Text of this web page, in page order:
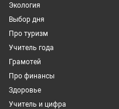
Экология
Выбор дня
Про туризм
Учитель года
Грамотей
Про финансы
Здоровье
Учитель и цифра